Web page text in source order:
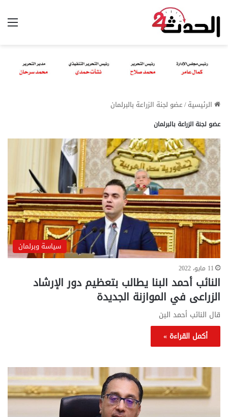
الرئيسية/عضو لجنة الزراعة بالبرلمان
عضو لجنة الزراعة بالبرلمان
سياسة وبرلمان
11 مايو، 2022
النائب أحمد البنا يطالب بتعظيم دور الإرشاد
الزراعى في الموازنة الجديدة
قال النائب أحمد البن
أكمل القراءة »
تحركات
حكومية
لحسم
قانون
..